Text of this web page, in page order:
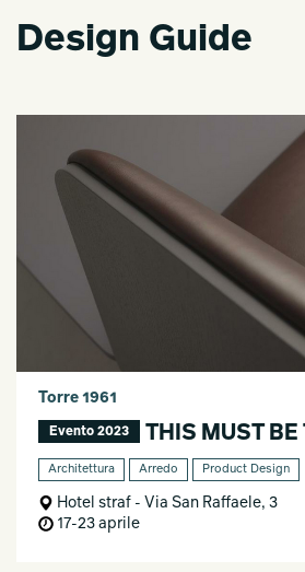
Design Guide
Torre 1961
Evento 2023 THIS MUST BE
Architettura Arredo Product Design
Hotel straf - Via San Raffaele, 3
17-23 aprile